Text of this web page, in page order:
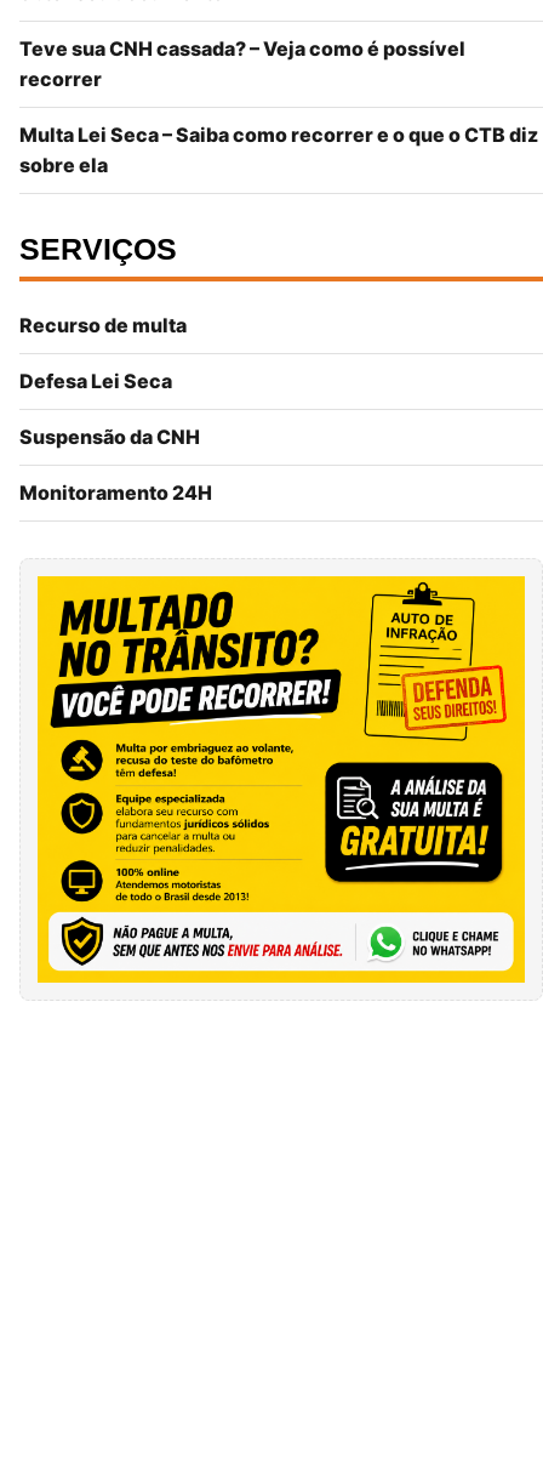
Teve sua CNH cassada? – Veja como é possível
recorrer
Multa Lei Seca – Saiba como recorrer e o que o CTB diz
sobre ela
SERVIÇOS
Recurso de multa
Defesa Lei Seca
Suspensão da CNH
Monitoramento 24H